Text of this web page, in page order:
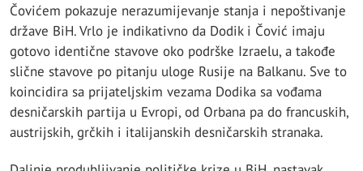
Čovićem pokazuje nerazumijevanje stanja i nepoštivanje
države BiH. Vrlo je indikativno da Dodik i Čović imaju
gotovo identične stavove oko podrške Izraelu, a takođe
slične stavove po pitanju uloge Rusije na Balkanu. Sve to
koincidira sa prijateljskim vezama Dodika sa vođama
desničarskih partija u Evropi, od Orbana pa do francuskih,
austrijskih, grčkih i italijanskih desničarskih stranaka.